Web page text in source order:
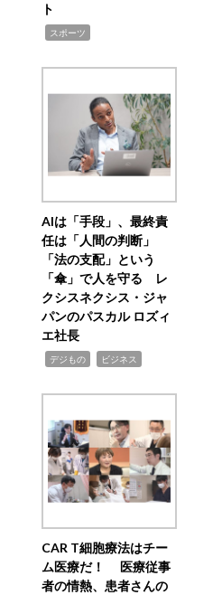
ト
スポーツ
AIは「手段」、最終責
任は「人間の判断」
「法の支配」という
「傘」で人を守る レ
クシスネクシス・ジャ
パンのパスカル ロズィ
エ社長
デジもの ビジネス
CAR T細胞療法はチー
ム医療だ！ 医療従事
者の情熱、患者さんの